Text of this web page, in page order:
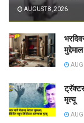
AUGUST 8, 2026
मृत्यू